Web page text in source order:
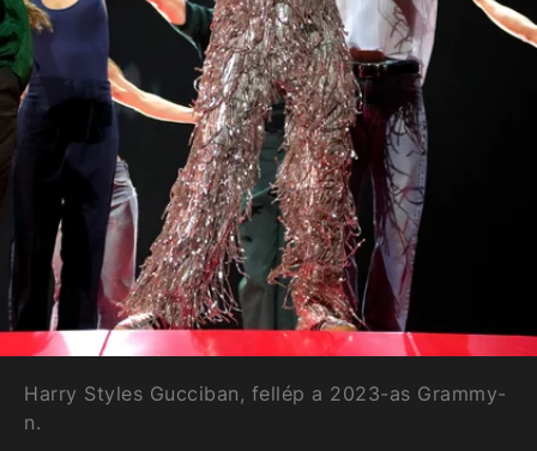
Harry Styles Gucciban, fellép a 2023-as Grammy-
n.